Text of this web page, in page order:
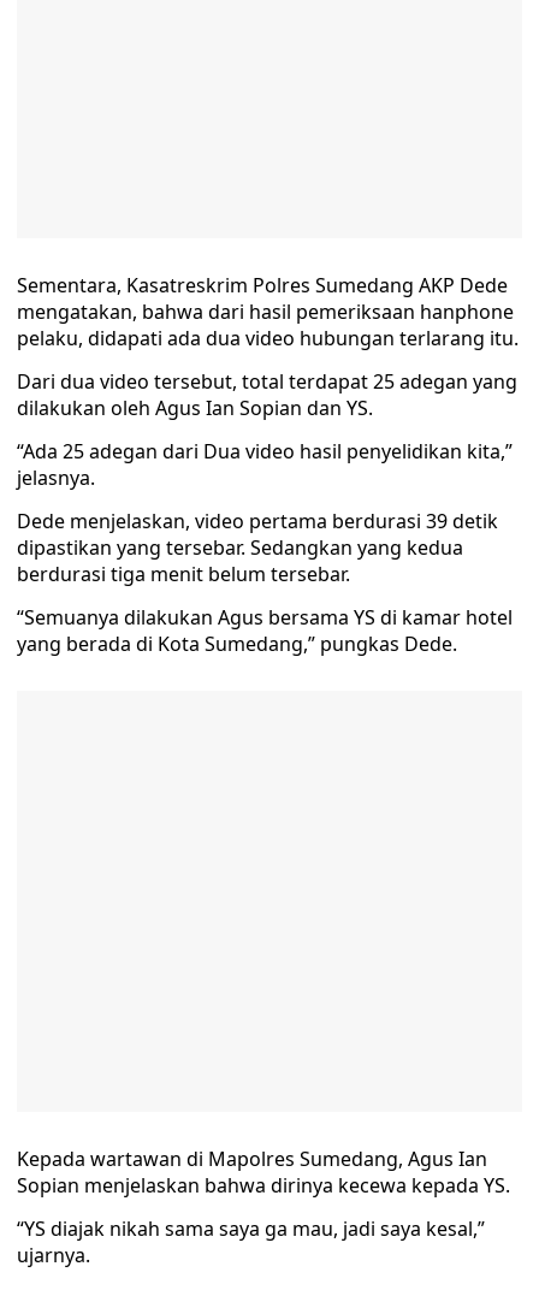
Sementara, Kasatreskrim Polres Sumedang AKP Dede
mengatakan, bahwa dari hasil pemeriksaan hanphone
pelaku, didapati ada dua video hubungan terlarang itu.
Dari dua video tersebut, total terdapat 25 adegan yang
dilakukan oleh Agus Ian Sopian dan YS.
“Ada 25 adegan dari Dua video hasil penyelidikan kita,”
jelasnya.
Dede menjelaskan, video pertama berdurasi 39 detik
dipastikan yang tersebar. Sedangkan yang kedua
berdurasi tiga menit belum tersebar.
“Semuanya dilakukan Agus bersama YS di kamar hotel
yang berada di Kota Sumedang,” pungkas Dede.
Kepada wartawan di Mapolres Sumedang, Agus Ian
Sopian menjelaskan bahwa dirinya kecewa kepada YS.
“YS diajak nikah sama saya ga mau, jadi saya kesal,”
ujarnya.